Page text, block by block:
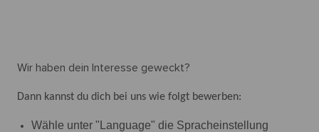
Wir haben dein Interesse geweckt?
Dann kannst du dich bei uns wie folgt bewerben:
Wähle unter "Language" die Spracheinstellung